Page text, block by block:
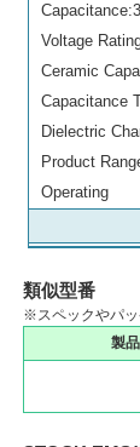
Voltage
Ceramic
Capacitance
Dielectric
Product
Operating
類似型番
※スペックやパ
製